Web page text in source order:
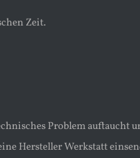
Zeit.
Problem auftaucht
Hersteller Werkstatt